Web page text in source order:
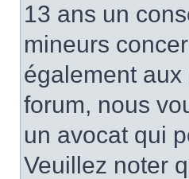
13 ans un
mineurs
également
forum, nous
un avocat qui
Veuillez noter